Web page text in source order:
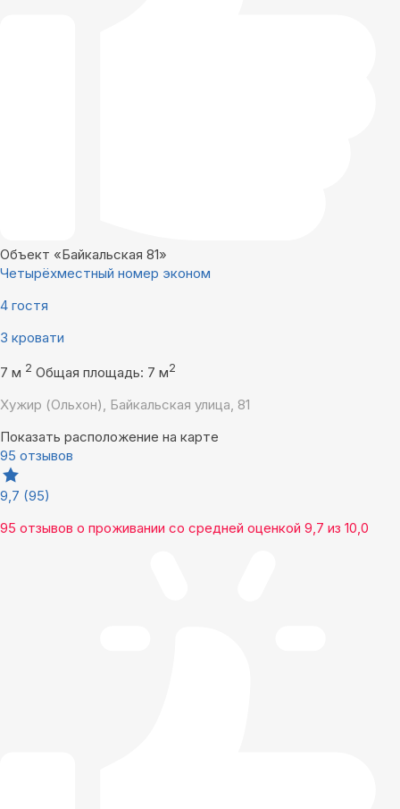
Объект «Байкальская 81»
Четырёхместный номер эконом
4 гостя
3 кровати
7 м 2 Общая площадь: 7 м2
Хужир (Ольхон), Байкальская улица, 81
Показать расположение на карте
95 отзывов
9,7 (95)
95 отзывов о проживании со средней оценкой 9,7 из 10,0